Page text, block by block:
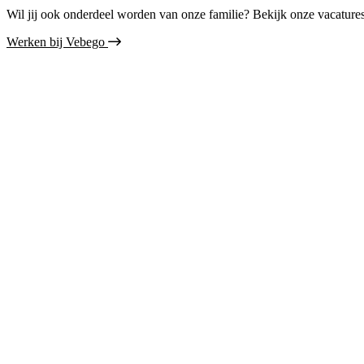
Wil jij ook onderdeel worden van onze familie? Bekijk onze
Werken bij Vebego